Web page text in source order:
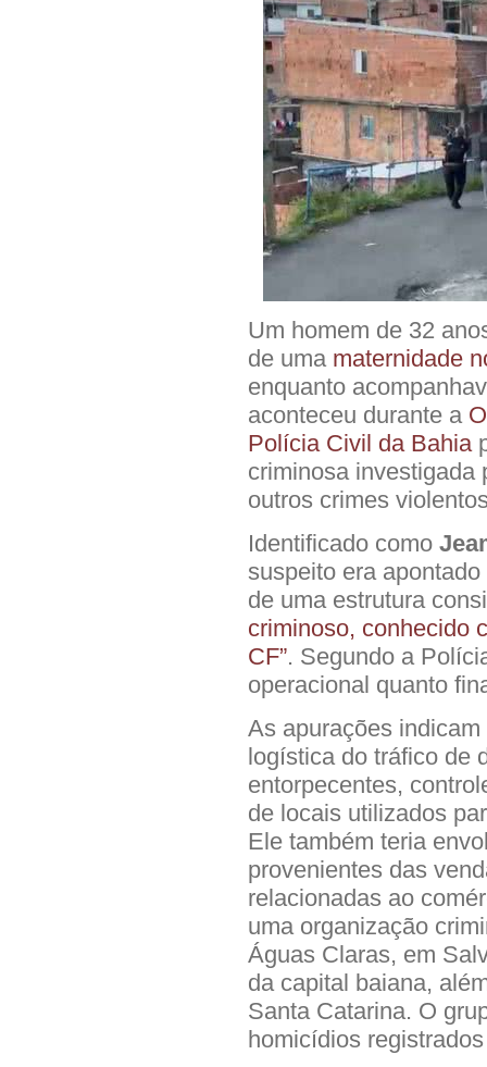
Um homem de 32
de uma maternidade
enquanto
aconteceu durante a
Polícia Civil da Bahia
criminosa investigada
outros crimes
Identificado como
suspeito era
de uma estrutura
criminoso, conhecido
CF”. Segundo a
operacional quanto
As apurações
logística do tráfico de
entorpecentes,
de locais utilizados
Ele também teria
provenientes das
relacionadas ao
uma organização
Águas Claras, em
da capital baiana,
Santa Catarina. O
homicídios